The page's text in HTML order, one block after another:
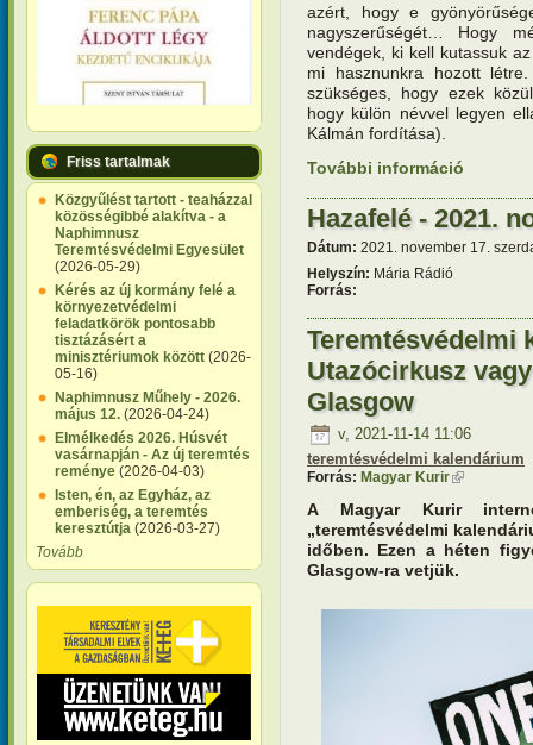
Friss tartalmak
Közgyűlést tartott - teaházzal
közösségibbé alakítva - a
Naphimnusz
Teremtésvédelmi Egyesület
(2026-05-29)
Kérés az új kormány felé a
környezetvédelmi
feladatkörök pontosabb
tisztázásért a
minisztériumok között (2026-
05-16)
Naphimnusz Műhely - 2026.
május 12. (2026-04-24)
Elmélkedés 2026. Húsvét
vasárnapján - Az új teremtés
reménye (2026-04-03)
Isten, én, az Egyház, az
emberiség, a teremtés
keresztútja (2026-03-27)
Tovább
azért, hogy e
nagyszerűségét… Hogy
vendégek, ki kell kutassuk
mi hasznunkra hozott
szükséges, hogy ezek
hogy külön névvel legyen
Kálmán fordítása).
További információ
Hazafelé - 2021.
Dátum: 2021. november 17.
Helyszín: Mária Rádió
Forrás:
Teremtésvédelmi
Utazócirkusz
Glasgow
v, 2021-11-14 11:06
teremtésvédelmi kalendárium
Forrás: Magyar Kurir(külső
A Magyar Kurir
„teremtésvédelmi
időben. Ezen a héten
Glasgow-ra vetjük.